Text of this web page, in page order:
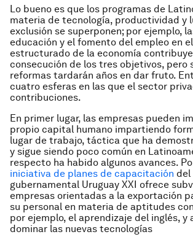
Lo bueno es que los programas de
materia de tecnología, productividad y
exclusión se superponen; por ejemplo,
educación y el fomento del empleo en
estructurado de la economía
consecución de los tres objetivos, pero
reformas tardarán años en dar fruto.
cuatro esferas en las que el sector
contribuciones.
En primer lugar, las empresas pueden
propio capital humano impartiendo
lugar de trabajo, táctica que ha
y sigue siendo poco común en
respecto ha habido algunos avances.
iniciativa de planes de capacitación del
gubernamental Uruguay XXI ofrece
empresas orientadas a la exportación
su personal en materia de aptitudes
por ejemplo, el aprendizaje del inglés, y
dominar las nuevas tecnologías